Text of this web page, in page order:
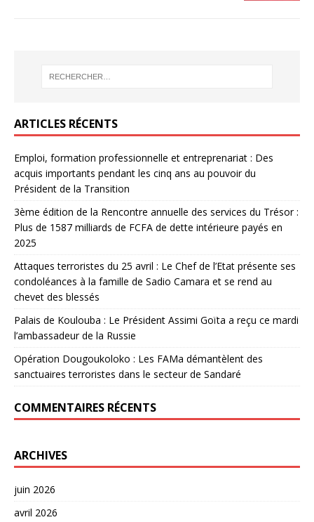
ARTICLES RÉCENTS
Emploi, formation professionnelle et entreprenariat : Des
acquis importants pendant les cinq ans au pouvoir du
Président de la Transition
3ème édition de la Rencontre annuelle des services du Trésor :
Plus de 1587 milliards de FCFA de dette intérieure payés en
2025
Attaques terroristes du 25 avril : Le Chef de l’Etat présente ses
condoléances à la famille de Sadio Camara et se rend au
chevet des blessés
Palais de Koulouba : Le Président Assimi Goïta a reçu ce mardi
l’ambassadeur de la Russie
Opération Dougoukoloko : Les FAMa démantèlent des
sanctuaires terroristes dans le secteur de Sandaré
COMMENTAIRES RÉCENTS
ARCHIVES
juin 2026
avril 2026